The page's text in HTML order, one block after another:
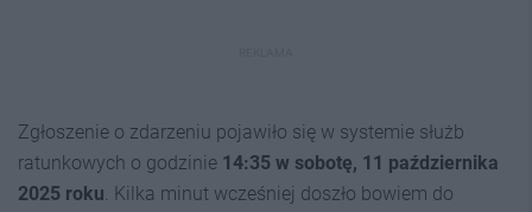
Zgłoszenie o zdarzeniu pojawiło się w systemie służb
ratunkowych o godzinie 14:35 w sobotę, 11 października
2025 roku. Kilka minut wcześniej doszło bowiem do